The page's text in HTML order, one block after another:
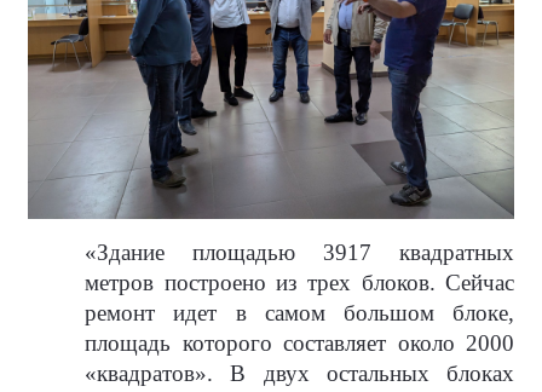
«Здание площадью 3917 квадратных
метров построено из трех блоков. Сейчас
ремонт идет в самом большом блоке,
площадь которого составляет около 2000
«квадратов». В двух остальных блоках